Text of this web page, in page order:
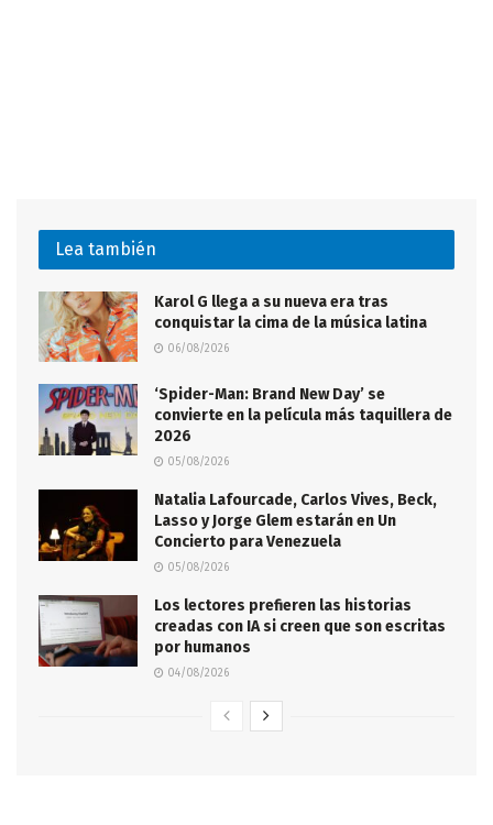
Lea también
Karol G llega a su nueva era tras
conquistar la cima de la música latina
06/08/2026
‘Spider-Man: Brand New Day’ se
convierte en la película más taquillera de
2026
05/08/2026
Natalia Lafourcade, Carlos Vives, Beck,
Lasso y Jorge Glem estarán en Un
Concierto para Venezuela
05/08/2026
Los lectores prefieren las historias
creadas con IA si creen que son escritas
por humanos
04/08/2026